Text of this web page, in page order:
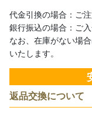
代金引換の場合：ご
銀行振込の場合：ご
なお、在庫がない場
いたします。
返品交換について